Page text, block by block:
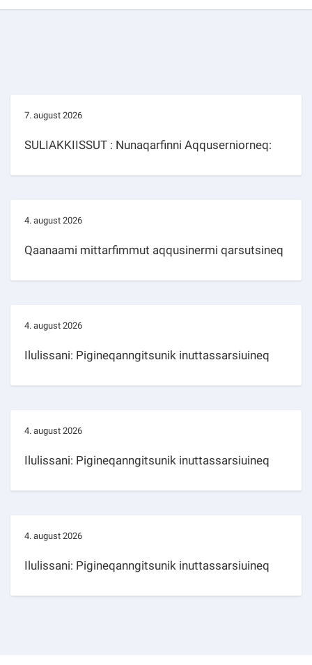
7. august 2026
SULIAKKIISSUT : Nunaqarfinni Aqquserniorneq:
4. august 2026
Qaanaami mittarfimmut aqqusinermi qarsutsineq
4. august 2026
Ilulissani: Pigineqanngitsunik inuttassarsiuineq
4. august 2026
Ilulissani: Pigineqanngitsunik inuttassarsiuineq
4. august 2026
Ilulissani: Pigineqanngitsunik inuttassarsiuineq